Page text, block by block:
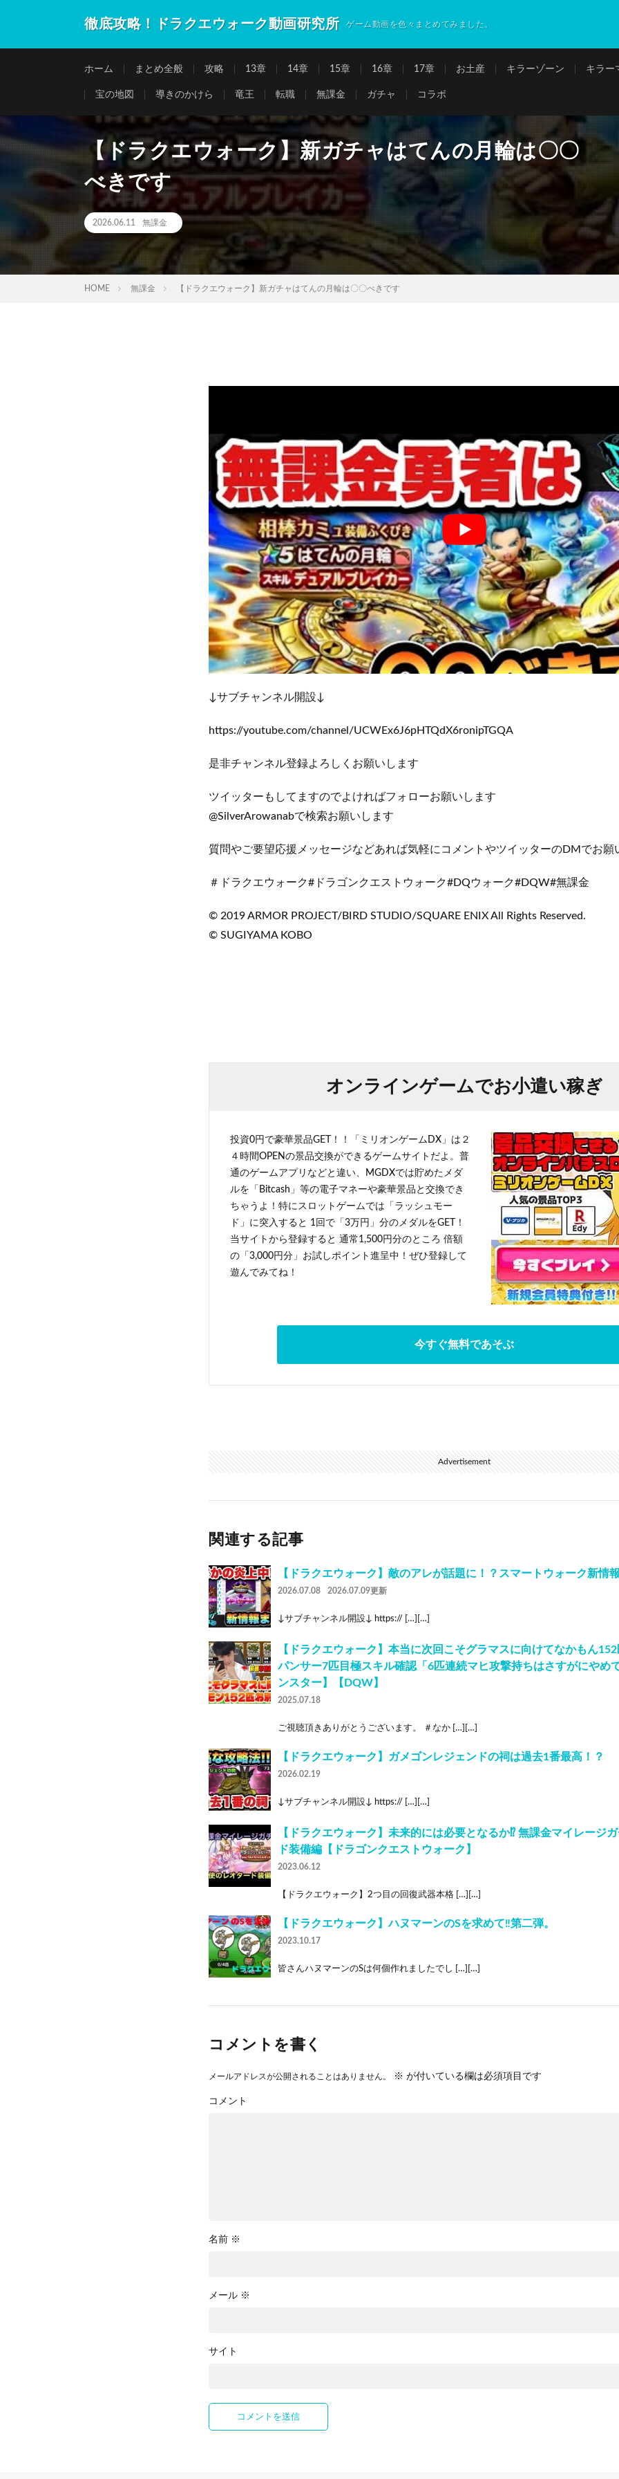
徹底攻略！ドラクエウォーク動画研究所 ゲーム動画を色々まとめてみました。
ホーム まとめ全般 攻略 13章 14章 15章 16章 17章 お土産 キラーゾーン キラー
宝の地図 導きのかけら 竜王 転職 無課金 ガチャ コラボ
【ドラクエウォーク】新ガチャはてんの月輪は〇〇
べきです
2026.06.11 無課金
HOME 無課金 【ドラクエウォーク】新ガチャはてんの月輪は〇〇べきです
↓サブチャンネル開設↓
https://youtube.com/channel/UCWEx6J6pHTQdX6ronipTGQA
是非チャンネル登録よろしくお願いします
ツイッターもしてますのでよければフォローお願いします
@SilverArowanabで検索お願いします
質問やご要望応援メッセージなどあれば気軽にコメントやツイッターのDMでお願
＃ドラクエウォーク#ドラゴンクエストウォーク#DQウォーク#DQW#無課金
© 2019 ARMOR PROJECT/BIRD STUDIO/SQUARE ENIX All Rights Reserved.
© SUGIYAMA KOBO
オンラインゲームでお小遣い稼ぎ
投資0円で豪華景品GET！！「ミリオンゲームDX」は２
４時間OPENの景品交換ができるゲームサイトだよ。普
通のゲームアプリなどと違い、MGDXでは貯めたメダ
ルを「Bitcash」等の電子マネーや豪華景品と交換でき
ちゃうよ！特にスロットゲームでは「ラッシュモー
ド」に突入すると 1回で「3万円」分のメダルをGET！
当サイトから登録すると 通常1,500円分のところ 倍額
の「3,000円分」お試しポイント進呈中！ぜひ登録して
遊んでみてね！
今すぐ無料であそぶ
Advertisement
関連する記事
【ドラクエウォーク】敵のアレが話題に！？スマートウォーク新情
2026.07.08 2026.07.09更新
↓サブチャンネル開設↓ https:// […][…]
【ドラクエウォーク】本当に次回こそグラマスに向けてなかもん
パンサー7匹目極スキル確認「6匹連続マヒ攻撃持ちはさすがにやめ
ンスター】【DQW】
2025.07.18
ご視聴頂きありがとうございます。 ＃なか […][…]
【ドラクエウォーク】ガメゴンレジェンドの祠は過去1番最高！？
2026.02.19
↓サブチャンネル開設↓ https:// […][…]
【ドラクエウォーク】未来的には必要となるか⁉︎ 無課金マイレージ
ド装備編【ドラゴンクエストウォーク】
2023.06.12
【ドラクエウォーク】2つ目の回復武器本格 […][…]
【ドラクエウォーク】ハヌマーンのSを求めて‼︎第二弾。
2023.10.17
皆さんハヌマーンのSは何個作れましたでし […][…]
コメントを書く
メールアドレスが公開されることはありません。 ※ が付いている欄は必須項目です
コメント
名前 ※
メール ※
サイト